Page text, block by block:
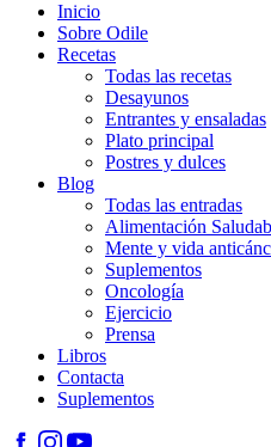
Inicio
Sobre Odile
Recetas
Todas las recetas
Desayunos
Entrantes y ensaladas
Plato principal
Postres y dulces
Blog
Todas las entradas
Alimentación
Mente y vida
Suplementos
Oncología
Ejercicio
Prensa
Libros
Contacta
Suplementos